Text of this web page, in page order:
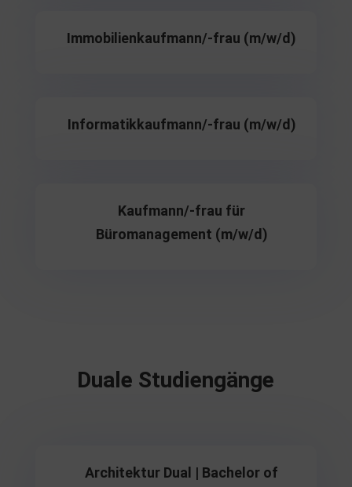
Immobilienkaufmann/-frau (m/w/d)
Informatikkaufmann/-frau (m/w/d)
Kaufmann/-frau für
Büromanagement (m/w/d)
Duale Studiengänge
Architektur Dual | Bachelor of